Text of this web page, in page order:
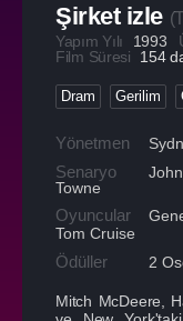
Şirket izle (
Yapım Yılı 1993
Film Süresi
154
Dram Gerilim
Yönetmen
Senaryo
Towne
Oyuncular
Tom Cruise
Ödüller 2
Mitch McDeere,